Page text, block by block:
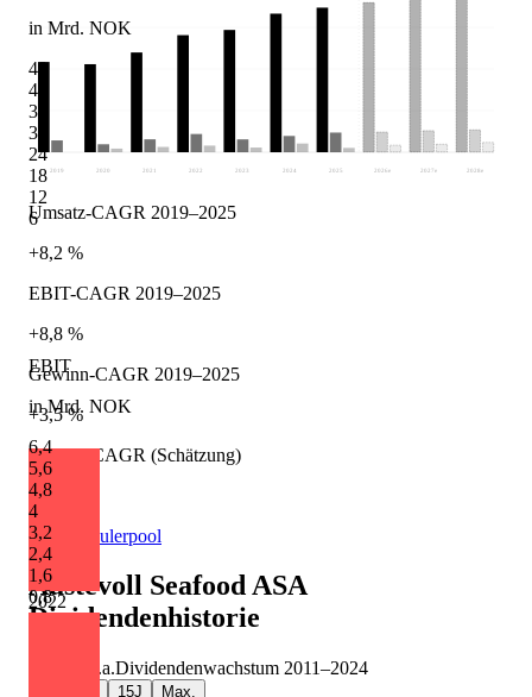
in Mrd. NOK
48
42
36
30
24
18
12
6
2022
EBIT
in Mrd. NOK
6,4
5,6
4,8
4
3,2
2,4
1,6
0,8
2019 2020 2021 2022 2023 2024 2025 2026 e 2027 e 2028 e
Umsatz-CAGR 2019–2025
+8,2 %
EBIT-CAGR 2019–2025
+8,8 %
Gewinn-CAGR 2019–2025
+3,5 %
Umsatz-CAGR (Schätzung)
+4,8 %
Quelle: Eulerpool
Austevoll Seafood ASA
Dividendenhistorie
p.a.Dividendenwachstum 2011–2024
15J Max.